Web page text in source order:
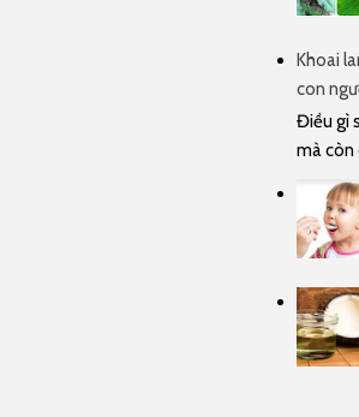
Khoai
con
Điều gì
mà còn